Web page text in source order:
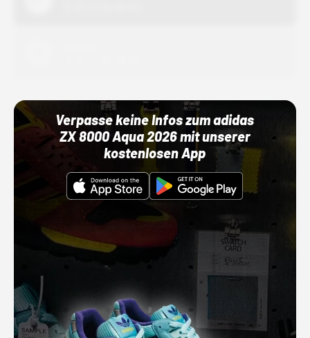
Verpasse keine Infos zum adidas
ZX 8000 Aqua 2026 mit unserer
kostenlosen App